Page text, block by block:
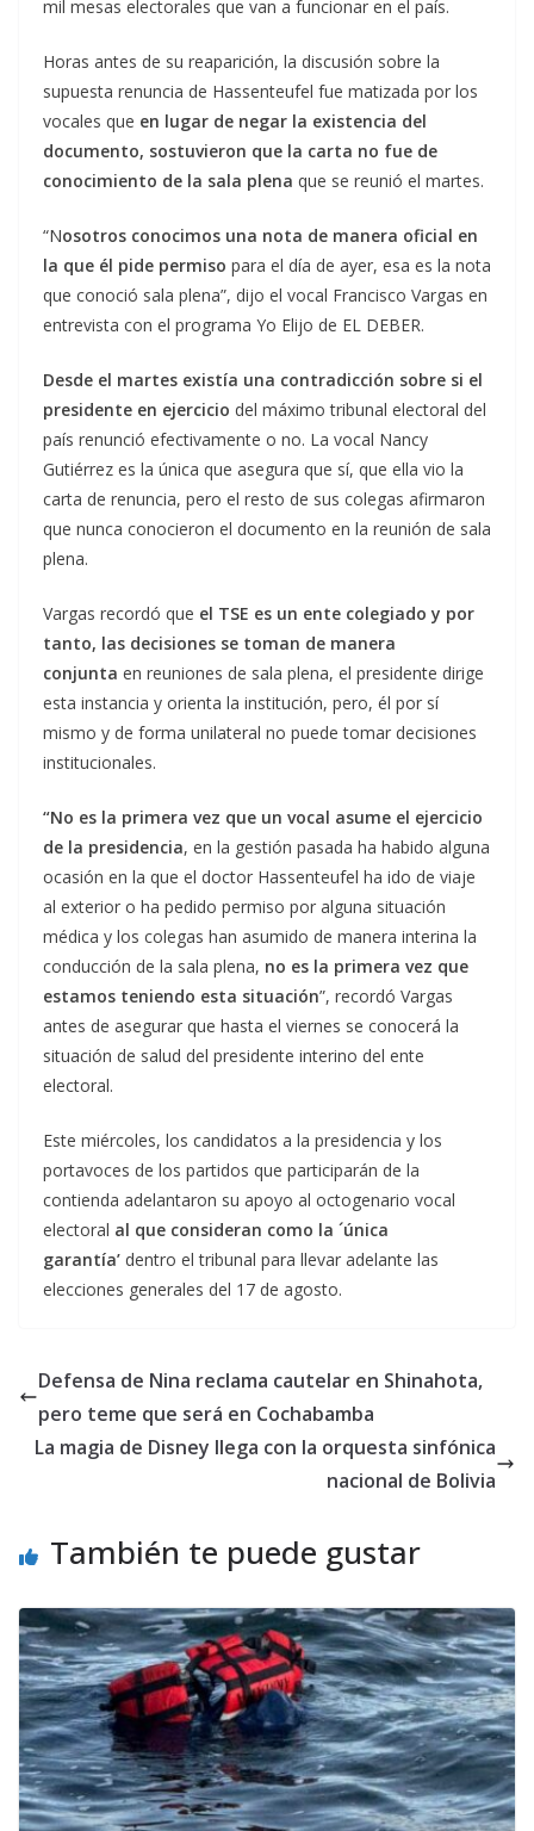
mil mesas electorales que van a funcionar en el país.
Horas antes de su reaparición, la discusión sobre la
supuesta renuncia de Hassenteufel fue matizada por los
vocales que en lugar de negar la existencia del
documento, sostuvieron que la carta no fue de
conocimiento de la sala plena que se reunió el martes.
“Nosotros conocimos una nota de manera oficial en
la que él pide permiso para el día de ayer, esa es la nota
que conoció sala plena”, dijo el vocal Francisco Vargas en
entrevista con el programa Yo Elijo de EL DEBER.
Desde el martes existía una contradicción sobre si el
presidente en ejercicio del máximo tribunal electoral del
país renunció efectivamente o no. La vocal Nancy
Gutiérrez es la única que asegura que sí, que ella vio la
carta de renuncia, pero el resto de sus colegas afirmaron
que nunca conocieron el documento en la reunión de sala
plena.
Vargas recordó que el TSE es un ente colegiado y por
tanto, las decisiones se toman de manera
conjunta en reuniones de sala plena, el presidente dirige
esta instancia y orienta la institución, pero, él por sí
mismo y de forma unilateral no puede tomar decisiones
institucionales.
“No es la primera vez que un vocal asume el ejercicio
de la presidencia, en la gestión pasada ha habido alguna
ocasión en la que el doctor Hassenteufel ha ido de viaje
al exterior o ha pedido permiso por alguna situación
médica y los colegas han asumido de manera interina la
conducción de la sala plena, no es la primera vez que
estamos teniendo esta situación”, recordó Vargas
antes de asegurar que hasta el viernes se conocerá la
situación de salud del presidente interino del ente
electoral.
Este miércoles, los candidatos a la presidencia y los
portavoces de los partidos que participarán de la
contienda adelantaron su apoyo al octogenario vocal
electoral al que consideran como la ´única
garantía’ dentro el tribunal para llevar adelante las
elecciones generales del 17 de agosto.
Defensa de Nina reclama cautelar en Shinahota,
pero teme que será en Cochabamba
La magia de Disney llega con la orquesta sinfónica
nacional de Bolivia
También te puede gustar